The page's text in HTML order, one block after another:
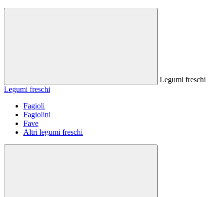
Legumi freschi
Legumi freschi
Fagioli
Fagiolini
Fave
Altri legumi freschi